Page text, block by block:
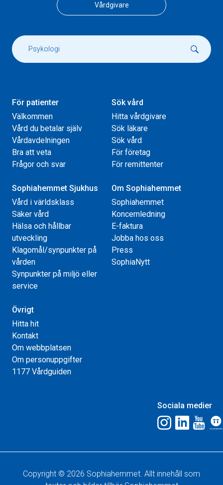
Vårdgivare
För patienter
Välkommen
Vård du betalar själv
Vårdavdelningen
Bra att veta
Frågor och svar
Sök vård
Hitta vårdgivare
Sök läkare
Sök vård
För företag
För remittenter
Sophiahemmet Sjukhus
Vård i världsklass
Säker vård
Hälsa och hållbar
utveckling
Klagomål/synpunkter på
vården
Synpunkter på miljö eller
service
Om Sophiahemmet
Sophiahemmet
Koncernledning
E-faktura
Jobba hos oss
Press
SophiaNytt
Övrigt
Hitta hit
Kontakt
Om webbplatsen
Om personuppgifter
1177 Vårdguiden
Sociala medier
Copyright © 2026 Sophiahemmet. Allt innehåll som